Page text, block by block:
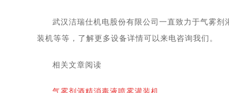
武汉洁瑞仕机电股份有限公司一直致力于气雾
装机等等，了解更多设备详情可以来电咨询我们。
相关文章阅读